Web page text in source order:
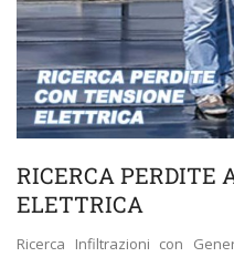
RICERCA PERDITE
ELETTRICA
Ricerca Infiltrazioni con